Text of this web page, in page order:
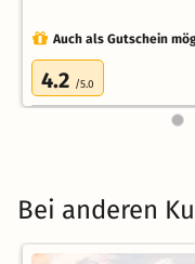
Auch als Gutschein
4.2 /5.0
Bei anderen